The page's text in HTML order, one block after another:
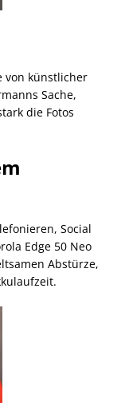
von künstlicher
Sache,
die Fotos
Social
Edge 50 Neo
Abstürze,